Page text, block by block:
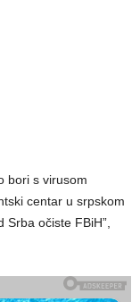
bori s virusom
centar u srpskom
Srba očiste FBiH”,